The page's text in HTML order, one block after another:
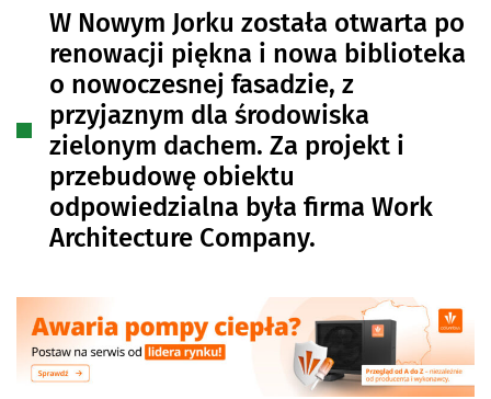
W Nowym Jorku została otwarta po
renowacji piękna i nowa biblioteka
o nowoczesnej fasadzie, z
przyjaznym dla środowiska
zielonym dachem. Za projekt i
przebudowę obiektu
odpowiedzialna była firma Work
Architecture Company.